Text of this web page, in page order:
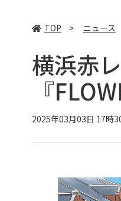
TOP > ニュース
横浜赤
『
2025年03月03日 17時